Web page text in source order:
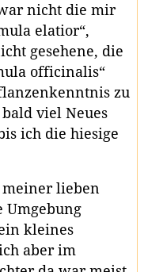
nicht die mir
elatior“,
gesehene, die
officinalis“
zu
viel Neues
ich die hiesige
lieben
Umgebung
kleines
aber im